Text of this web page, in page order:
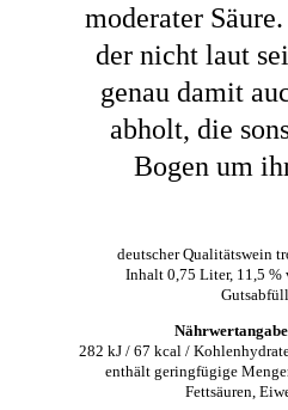
moderater
der nicht laut
genau damit
abholt, die
Bogen um
deutscher Qualitätswein
Inhalt 0,75 Liter, 11,5
282 kJ / 67 kcal /
enthält geringfügige
Fettsäuren,